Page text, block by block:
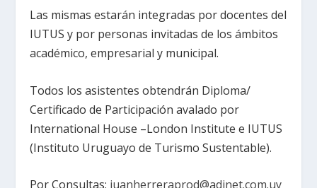
Las mismas estarán integradas por docentes del
IUTUS y por personas invitadas de los ámbitos
académico, empresarial y municipal.
Todos los asistentes obtendrán Diploma/
Certificado de Participación avalado por
International House –London Institute e IUTUS
(Instituto Uruguayo de Turismo Sustentable).
Por Consultas: juanherreraprod@adinet.com.uy